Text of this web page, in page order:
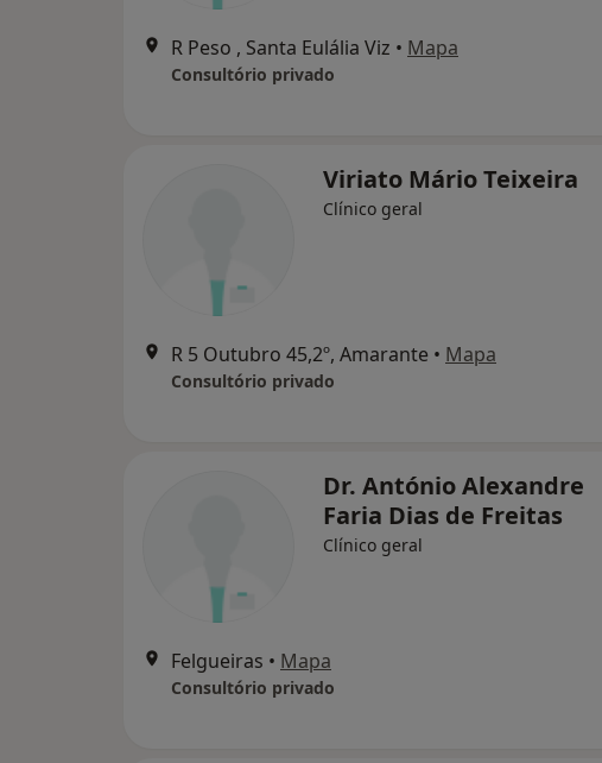
R Peso , Santa Eulália Viz • Mapa
Consultório privado
Viriato Mário Teixeira
Clínico geral
R 5 Outubro 45,2º, Amarante • Mapa
Consultório privado
Dr. António Alexandre
Faria Dias de Freitas
Clínico geral
Felgueiras • Mapa
Consultório privado